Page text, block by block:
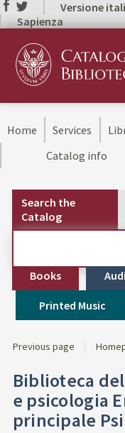
Versione
Sapienza
Home Services
Catalog info
Search the
Catalog
Books
Printed Music
Previous page
Biblioteca
e psicologia
principale